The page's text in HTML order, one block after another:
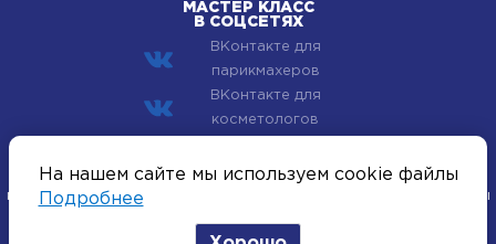
МАСТЕР КЛАСС
В СОЦСЕТЯХ
ВКонтакте для
парикмахеров
ВКонтакте для
косметологов
© 2002–2026 Компания Мастер Класс - профессиональная
косметика для лица, тела и волос. Все хиты индустрии красоты
На нашем сайте мы используем cookie файлы
Подробнее